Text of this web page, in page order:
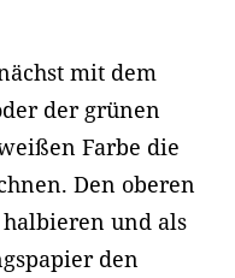
mit dem
der grünen
Farbe die
Den oberen
und als
den